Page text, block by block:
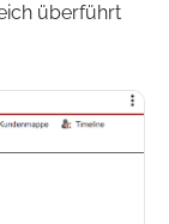
überführt